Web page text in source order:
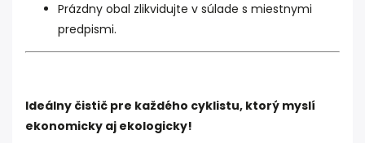
Prázdny obal zlikvidujte v súlade s miestnymi
predpismi.
Ideálny čistič pre každého cyklistu, ktorý myslí
ekonomicky aj ekologicky!